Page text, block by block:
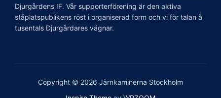
Djurgårdens IF. Vår supporterförening är den aktiva
ståplatspublikens röst i organiserad form och vi för talan å
tusentals Djurgårdares vägnar.
Copyright © 2026 Järnkaminerna Stockholm